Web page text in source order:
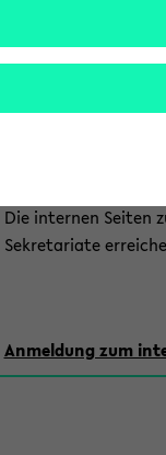
aus:
für
Die internen Seiten
Sekretariate
Anmeldung zum